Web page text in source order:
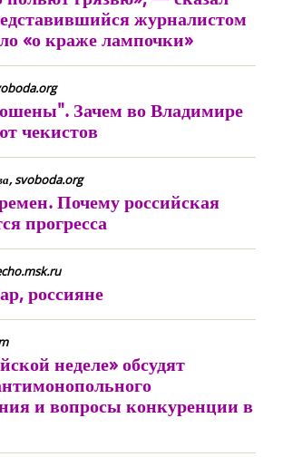
журналистом
«о краже лампочки»
Зачем во Владимире
чекистов
svoboda.org
Почему российская
прогресса
россияне
неделе» обсудят
и вопросы конкуренции в